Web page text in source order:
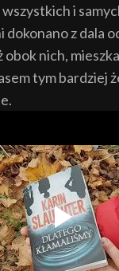
wszystkich i
dokonano z dala
nich,
tym bardziej